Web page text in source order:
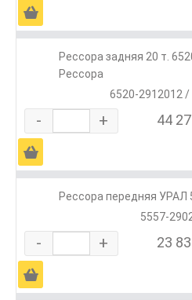
Ä
Рессора задняя 20 т.
Рессора
6520-2912012 /
- + 44
Ä
Рессора передняя УРАЛ
5557-
- + 23
Ä